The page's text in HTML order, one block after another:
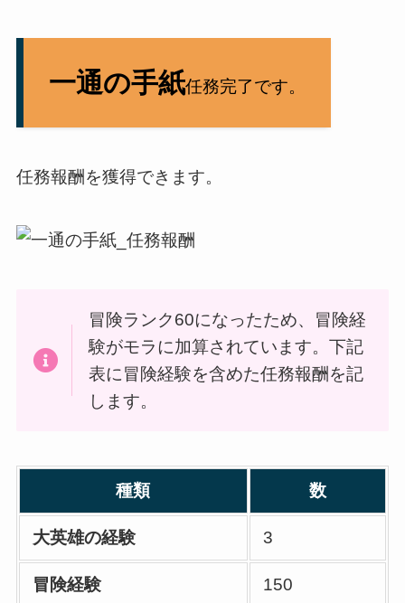
一通の手紙任務完了です。
任務報酬を獲得できます。
冒険ランク60になったため、冒険経
験がモラに加算されています。下記
表に冒険経験を含めた任務報酬を記
します。
種類 数
大英雄の経験 3
冒険経験 150